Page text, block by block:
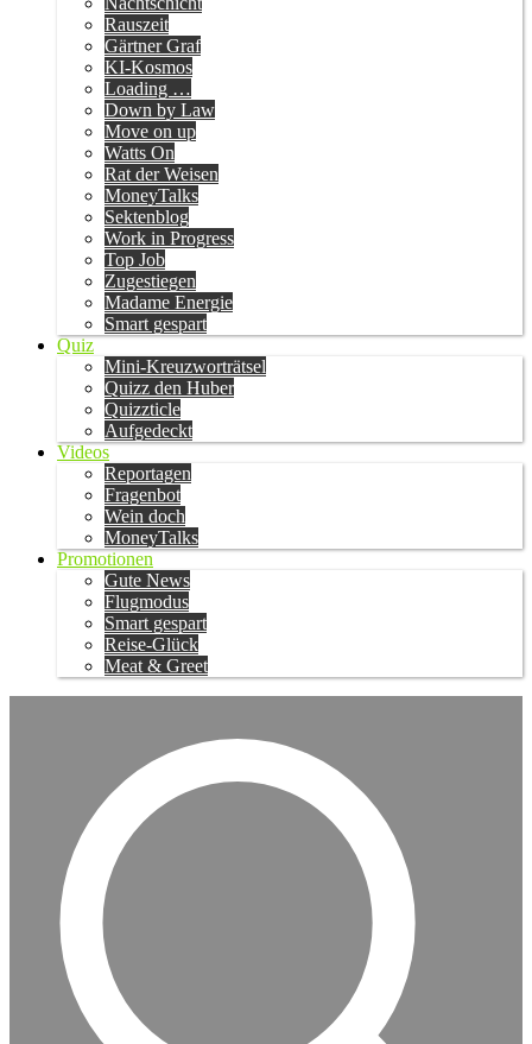
Rauszeit
Gärtner Graf
KI-Kosmos
Loading …
Down by Law
Move on up
Watts On
Rat der Weisen
MoneyTalks
Sektenblog
Work in Progress
Top Job
Zugestiegen
Madame Energie
Smart gespart
Quiz
Mini-Kreuzworträtsel
Quizz den Huber
Quizzticle
Aufgedeckt
Videos
Reportagen
Fragenbot
Wein doch
MoneyTalks
Promotionen
Gute News
Flugmodus
Smart gespart
Reise-Glück
Meat & Greet